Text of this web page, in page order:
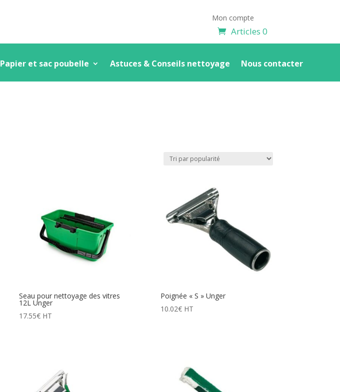
Mon compte
Articles 0
Papier et sac poubelle Astuces & Conseils nettoyage Nous contacter
Seau pour nettoyage des vitres
12L Unger
17.55€ HT
Poignée « S » Unger
10.02€ HT